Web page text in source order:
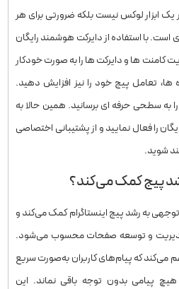
یک ابزار لوکس نیست بلکه ضرورتی برای هر
با استفاده از دایرکت هوشمند رایگان
کامنت ‌ها و دایرکت‌ ها را به ‌صورت خودکار
‌ها، تعامل پیج خود را نیز افزایش دهید.
به سطحی حرفه ‌ای‌ برسانید. همین حالا به
را فعال نمایید و از پشتیبانی اختصاصی
شوید.
پیج کمک می‌کند؟
به رشد پیج اینستاگرام کمک می‌کند و
مدیریت و توسعه صفحات محسوب می‌شود.
می‌کند که پیام‌های کاربران به‌صورت سریع
پیامی بدون توجه باقی نماند. این